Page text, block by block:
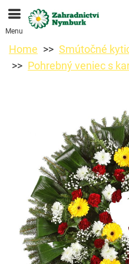
Objednávky prijímame
Najskorší možný termín
Menu
Home
Smútočné
Pohrebný veniec s